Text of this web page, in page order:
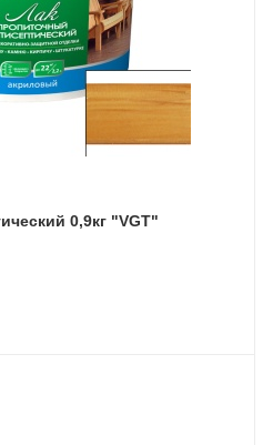
0,9кг "VGT"